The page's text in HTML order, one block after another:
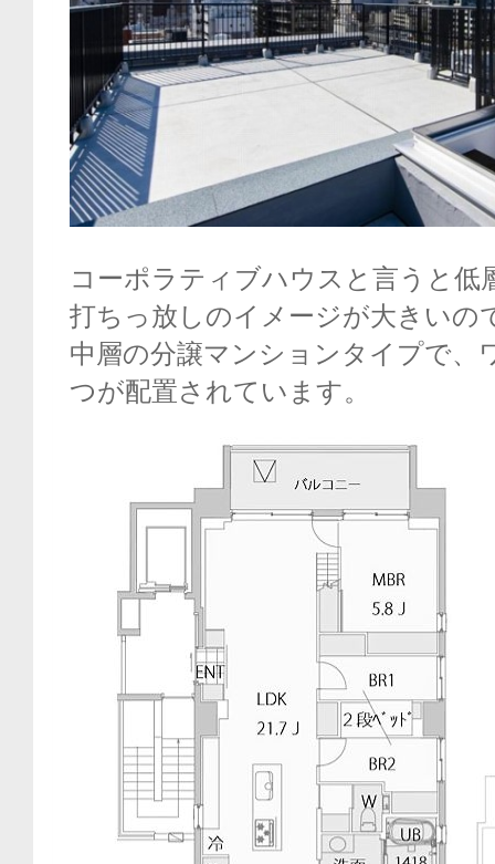
コーポラティブハウスと言うと低
打ちっ放しのイメージが大きいの
中層の分譲マンションタイプで、
つが配置されています。